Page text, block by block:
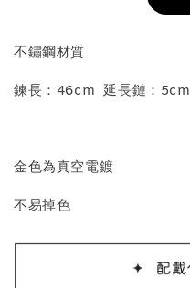
不鏽鋼材質
鍊長：46cm 延長鏈：5cm
金色為真空電鍍
不易掉色